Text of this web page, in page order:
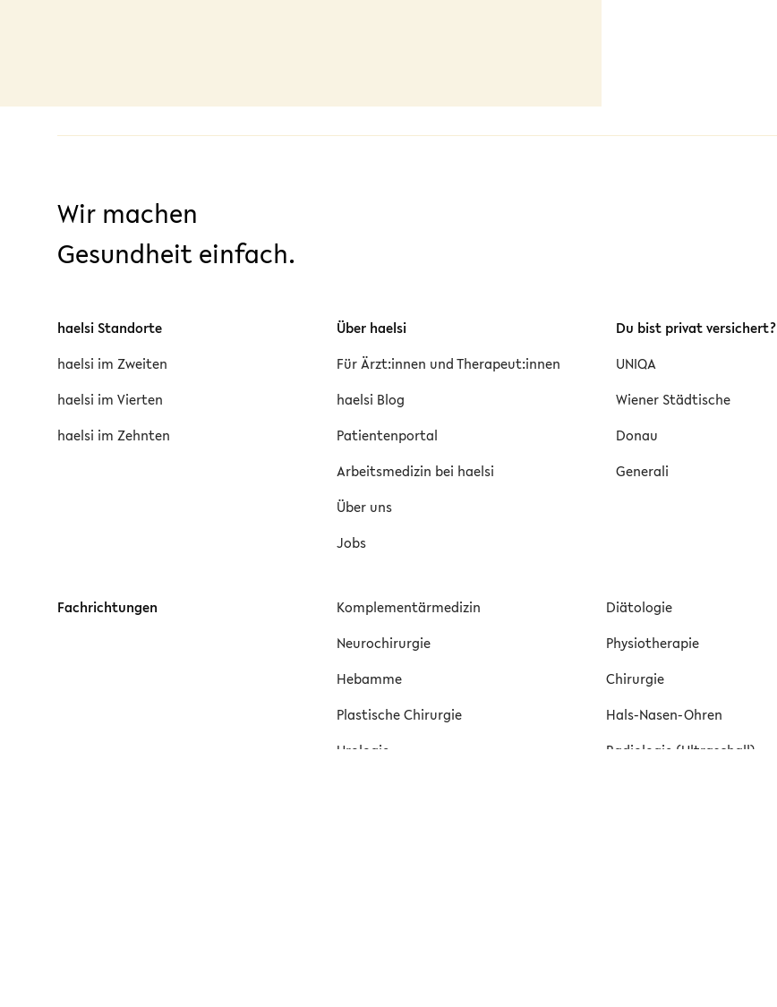
Wir machen
Gesundheit einfach.
haelsi Standorte
haelsi im Zweiten
haelsi im Vierten
haelsi im Zehnten
Über haelsi
Für Ärzt:innen und Therapeut:innen
haelsi Blog
Patientenportal
Arbeitsmedizin bei haelsi
Über uns
Jobs
Du bist privat versichert?
UNIQA
Wiener Städtische
Donau
Generali
Fachrichtungen Komplementärmedizin Diätologie
Neurochirurgie
Physiotherapie
Hebamme
Chirurgie
Plastische Chirurgie
Hals-Nasen-Ohren
Urologie
Radiologie (Ultraschall)